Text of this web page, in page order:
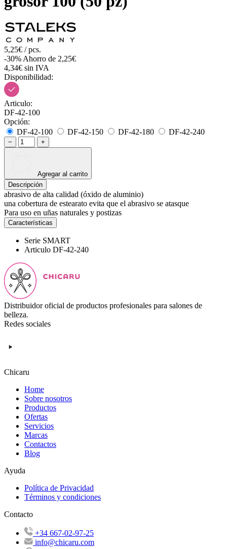
5,25€ / pcs.
-30% Ahorro de 2,25€
4,34€ sin IVA
Disponibilidad:
Articulo:
DF-42-100
Opción:
DF-42-100
DF-42-150 DF-42-180 DF-42-240
− +
Agregar al carrito
Descripción
abrasivo de alta calidad (óxido de aluminio)
una cobertura de estearato evita que el abrasivo se atasque
Para uso en uñas naturales y postizas
Características
Serie SMART
Articulo DF-42-240
Distribuidor oficial de productos profesionales para salones de
belleza.
Redes sociales
Chicaru
Home
Sobre nosotros
Productos
Ofertas
Servicios
Marcas
Contactos
Blog
Ayuda
Política de Privacidad
Términos y condiciones
Contacto
+34 667-02-97-25
info@chicaru.com